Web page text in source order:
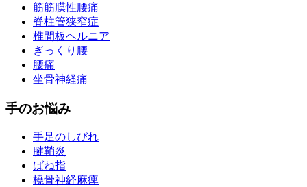
筋筋膜性腰痛
脊柱管狭窄症
椎間板ヘルニア
ぎっくり腰
腰痛
坐骨神経痛
手のお悩み
手足のしびれ
腱鞘炎
ばね指
橈骨神経麻痺